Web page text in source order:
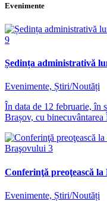
Evenimente
Ședința administrativă
Evenimente, Știri/Noutăți
În data de 12 februarie, în
Brașov, cu
Conferinţă preoţească la
Evenimente, Știri/Noutăți